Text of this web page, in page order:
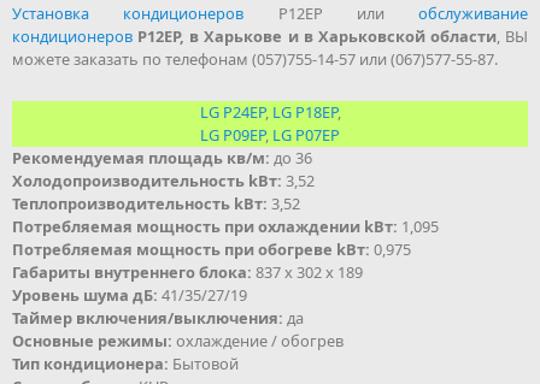
Установка кондиционеров P12EP или обслуживание
кондиционеров P12EP, в Харькове и в Харьковской области, ВЫ
можете заказать по телефонам (057)755-14-57 или (067)577-55-87.
LG P24EP, LG P18EP,
LG P09EP, LG P07EP
Рекомендуемая площадь кв/м: до 36
Холодопроизводительность kВт: 3,52
Теплопроизводительность kВт: 3,52
Потребляемая мощность при охлаждении kВт: 1,095
Потребляемая мощность при обогреве kВт: 0,975
Габариты внутреннего блока: 837 x 302 x 189
Уровень шума дБ: 41/35/27/19
Таймер включения/выключения: да
Основные режимы: охлаждение / обогрев
Тип кондиционера: Бытовой